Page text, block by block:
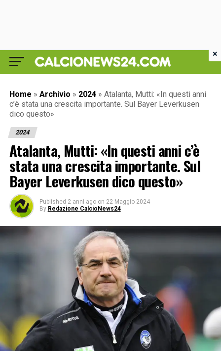
Home » Archivio » 2024 » Atalanta, Mutti: «In questi anni
c’è stata una crescita importante. Sul Bayer Leverkusen
dico questo»
2024
Atalanta, Mutti: «In questi anni c’è
stata una crescita importante. Sul
Bayer Leverkusen dico questo»
Published 2 anni ago on 22 Maggio 2024
By Redazione CalcioNews24
×